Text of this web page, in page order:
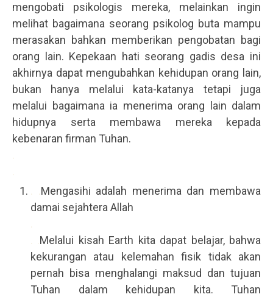
mengobati psikologis mereka, melainkan ingin
melihat bagaimana seorang psikolog buta mampu
merasakan bahkan memberikan pengobatan bagi
orang lain. Kepekaan hati seorang gadis desa ini
akhirnya dapat mengubahkan kehidupan orang lain,
bukan hanya melalui kata-katanya tetapi juga
melalui bagaimana ia menerima orang lain dalam
hidupnya serta membawa mereka kepada
kebenaran firman Tuhan.
.
.
. .Mengasihi adalah menerima dan membawa
damai sejahtera Allah
.
. .Melalui kisah Earth kita dapat belajar, bahwa
kekurangan atau kelemahan fisik tidak akan
pernah bisa menghalangi maksud dan tujuan
Tuhan dalam kehidupan kita. Tuhan